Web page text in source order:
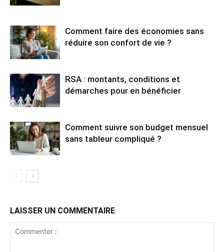
Comment faire des économies sans
réduire son confort de vie ?
RSA : montants, conditions et
démarches pour en bénéficier
Comment suivre son budget mensuel
sans tableur compliqué ?
LAISSER UN COMMENTAIRE